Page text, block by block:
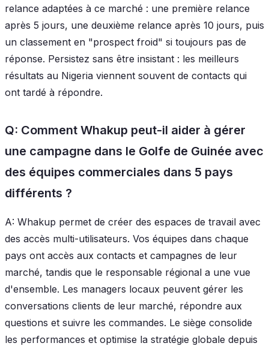
relance adaptées à ce marché : une première relance
après 5 jours, une deuxième relance après 10 jours, puis
un classement en "prospect froid" si toujours pas de
réponse. Persistez sans être insistant : les meilleurs
résultats au Nigeria viennent souvent de contacts qui
ont tardé à répondre.
Q: Comment Whakup peut-il aider à gérer
une campagne dans le Golfe de Guinée avec
des équipes commerciales dans 5 pays
différents ?
A: Whakup permet de créer des espaces de travail avec
des accès multi-utilisateurs. Vos équipes dans chaque
pays ont accès aux contacts et campagnes de leur
marché, tandis que le responsable régional a une vue
d'ensemble. Les managers locaux peuvent gérer les
conversations clients de leur marché, répondre aux
questions et suivre les commandes. Le siège consolide
les performances et optimise la stratégie globale depuis